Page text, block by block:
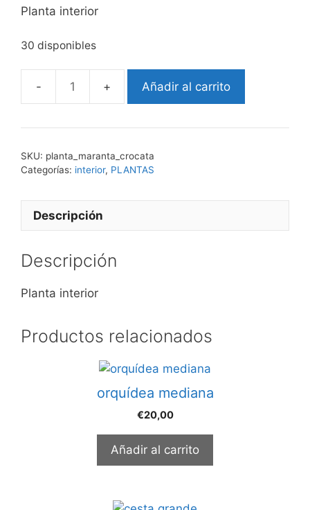
Planta interior
30 disponibles
maranta
cantidad
Añadir al carrito
SKU: planta_maranta_crocata
Categorías: interior, PLANTAS
Descripción
Descripción
Planta interior
Productos relacionados
orquídea mediana
€20,00
Añadir al carrito